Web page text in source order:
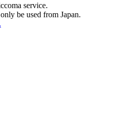
service.
be used from Japan.